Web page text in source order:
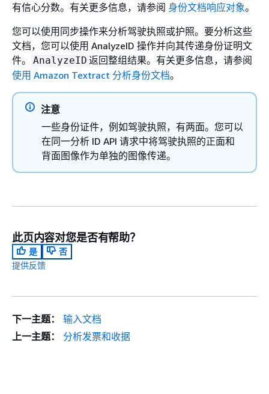
有信心分数。有关更多信息，请参阅 身份文档响应对象。
您可以使用同步操作来分析驾驶执照或护照。要分析这些
文档，您可以使用 AnalyzeID 操作并向其传递身份证明文
件。
AnalyzeID 返回整组结果。有关更多信息，请参阅
使用 Amazon Textract 分析身份文档。
注意
一些身份证件，例如驾驶执照，有两面。您可以
在同一分析 ID API 请求中将驾驶执照的正面和
背面图像作为单独的图像传递。
此页内容对您是否有帮助？
是
否
提供反馈
下一主题：
输入文档
上一主题：
分析发票和收据